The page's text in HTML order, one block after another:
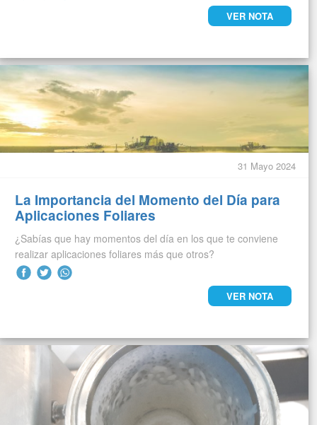
VER NOTA
31 Mayo 2024
La Importancia del Momento del Día para
Aplicaciones Foliares
¿Sabías que hay momentos del día en los que te conviene
realizar aplicaciones foliares más que otros?
VER NOTA